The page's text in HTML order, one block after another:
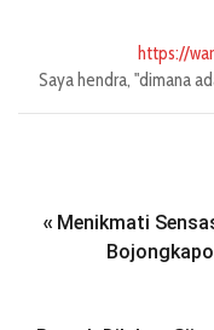
https://
Saya hendra, "dimana
« Menikmati